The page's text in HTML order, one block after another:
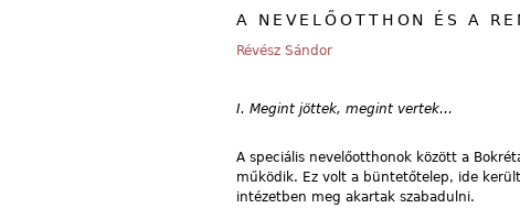
A NEVELŐOTTHON ÉS A
Révész Sándor
I. Megint jöttek, megint vertek…
A speciális nevelőotthonok között a
működik. Ez volt a büntetőtelep, ide
intézetben meg akartak szabadulni.